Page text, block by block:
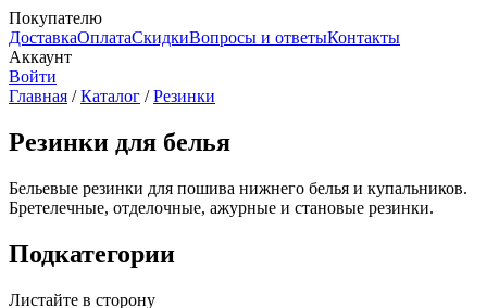
Покупателю
ДоставкаОплатаСкидкиВопросы и ответыКонтакты
Аккаунт
Войти
Главная / Каталог / Резинки
Резинки для белья
Бельевые резинки для пошива нижнего белья и купальников.
Бретелечные, отделочные, ажурные и становые резинки.
Подкатегории
Листайте в сторону